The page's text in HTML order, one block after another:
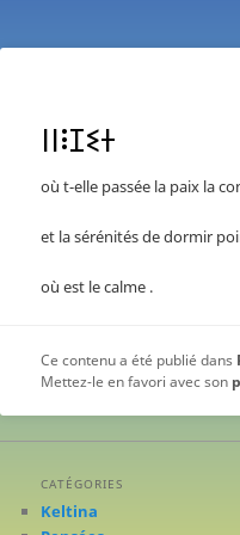
ⵏⵏⵗⵊⵉⵜ
où t-elle passée la paix la
et la sérénités de dormir
où est le calme .
Ce contenu a été publié dans
Mettez-le en favori avec son
CATÉGORIES
Keltina